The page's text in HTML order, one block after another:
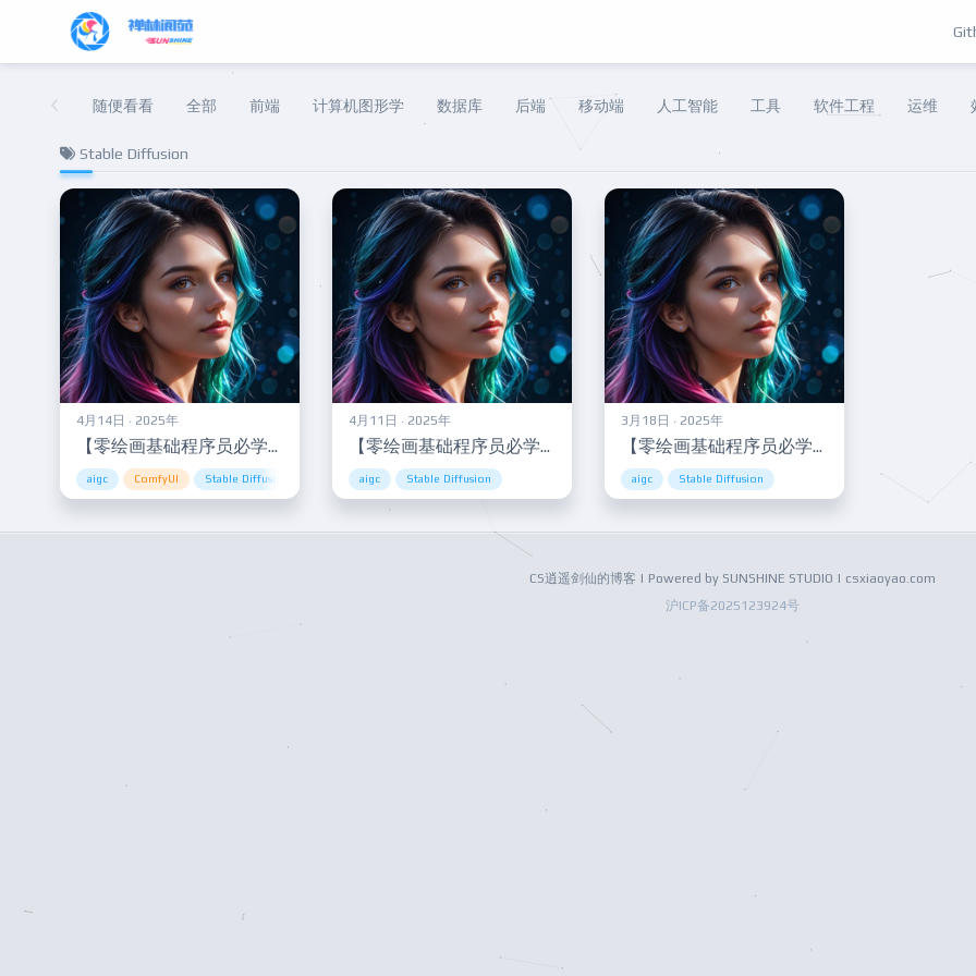
随便看看 全部 前端 计算机图形学 数据库 后端 移动端 人工智能 工具 软件工程 运维
Stable Diffusion
4月14日 · 2025年
【零绘画基础程序员必学】AI绘画入门笔记03—初识ComfyUI+FlUX
aigc ComfyUI Stable Diffusion
4月11日 · 2025年
【零绘画基础程序员必学】AI绘画入门笔记02—SD应用
aigc Stable Diffusion
3月18日 · 2025年
【零绘画基础程序员必学】AI绘画入门笔记01—Stable Diffusion上手体验
aigc Stable Diffusion
CS逍遥剑仙的博客 | Powered by SUNSHINE STUDIO | csxiaoyao.com
沪ICP备2025123924号